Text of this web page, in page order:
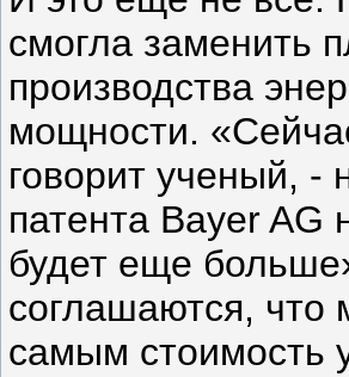
смогла заменить
производства
мощности.
говорит ученый, -
патента Bayer AG
будет еще
соглашаются, что
самым стоимость